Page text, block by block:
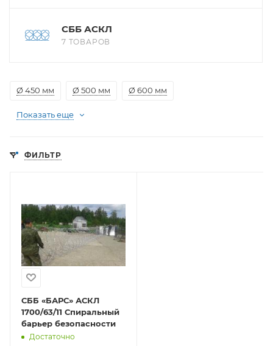
СББ АСКЛ
7 ТОВАРОВ
Ø 450 мм Ø 500 мм Ø 600 мм
Показать еще
ФИЛЬТР
СББ «БАРС» АСКЛ
1700/63/11 Спиральный
барьер безопасности
Достаточно